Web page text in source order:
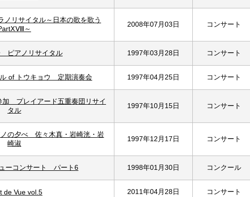
リサイタル～日本の歌を歌う
～
2008年07月03日 コンサート
ピアノリサイタル 1997年03月28日 コンサート
of トウキョウ 定期演奏会 1997年04月25日 コンサート
加 プレイアード五重奏団リサイ
タル
1997年10月15日 コンサート
の夕べ 佐々木真・岩崎洸・岩
崎淑
1997年12月17日 コンサート
ーコンサート パート6 1998年01月30日 コンクール
de Vue vol.5 2011年04月28日 コンサート